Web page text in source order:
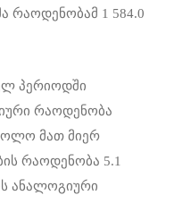
რაოდენობამ 1 584.0
პერიოდში
რაოდენობა
მათ მიერ
რაოდენობა 5.1
ანალოგიური